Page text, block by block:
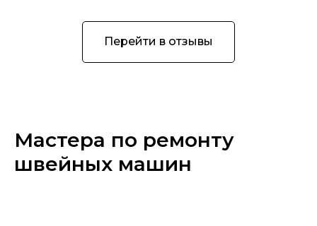
Перейти в отзывы
Мастера по ремонту
швейных машин